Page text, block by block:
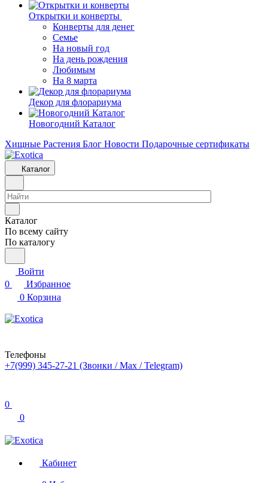
Открытки и конверты
Конверты для денег
Семье
На новый год
На день рождения
Любимым
На 8 марта
Декор для флорариума
Новогодний Каталог
Хищные Растения Блог Новости Подарочные сертификаты
Каталог
Каталог
По всему сайту
По каталогу
Войти
0
Избранное
0 Корзина
Телефоны
+7(999) 345-27-21 (Звонки / Max / Telegram)
0
0
Кабинет